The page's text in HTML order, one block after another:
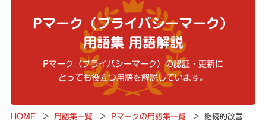
Pマーク（プライバシーマーク）
用語集 用語解説
Pマーク（プライバシーマーク）の認証・更新に
とっても役立つ用語を解説しています。
HOME > 用語集一覧 > Pマークの用語集一覧 > 継続的改善